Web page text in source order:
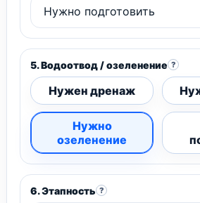
5. Водоотвод / озеленение ?
Нужен дренаж
Нужно
озеленение
6. Этапность ?